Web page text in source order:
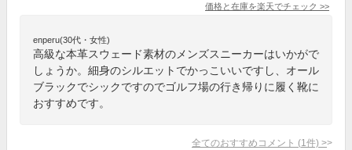
価格と在庫を楽天でチェック >>
enperu(30代・女性)
高級な本革スウェード素材のメンズスニーカーはいかがで
しょうか。細身のシルエットでかっこいいですし、オール
ブラックでシックですのでゴルフ場の行き帰りに履く靴に
おすすめです。
全てのおすすめコメント (1 件) >